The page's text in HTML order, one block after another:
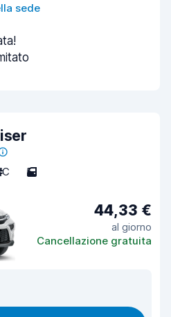
sede
5
44,33 €
al giorno
Cancellazione gratuita